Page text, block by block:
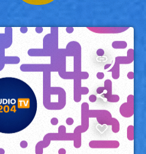
insert_link